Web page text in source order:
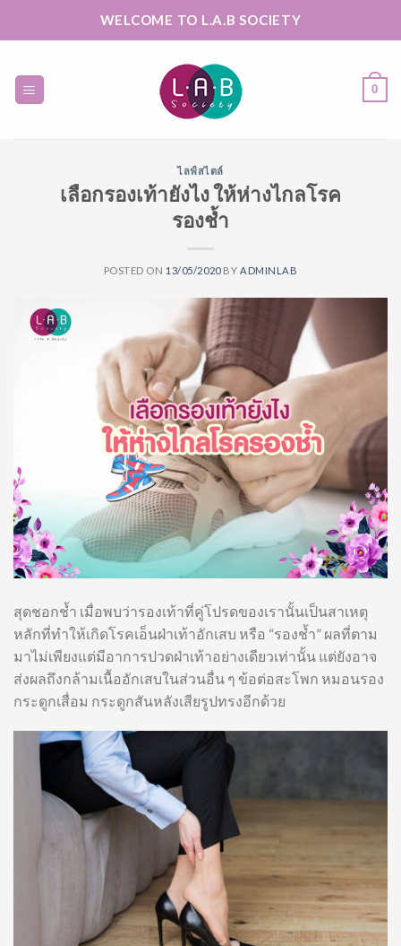
WELCOME TO L.A.B SOCIETY
0
ไลฟ์สไตล์
เลือกรองเท้ายังไง ให้ห่างไกลโรค
รองช้ำ
POSTED ON 13/05/2020BY ADMINLAB
สุดชอกช้ำ เมื่อพบว่ารองเท้าที่คู่โปรดของเรานั้นเป็นสาเหตุ
หลักที่ทำให้เกิดโรคเอ็นฝ่าเท้าอักเสบ หรือ “รองช้ำ” ผลที่ตาม
มาไม่เพียงแต่มีอาการปวดฝ่าเท้าอย่างเดียวเท่านั้น แต่ยังอาจ
ส่งผลถึงกล้ามเนื้ออักเสบในส่วนอื่น ๆ ข้อต่อสะโพก หมอนรอง
กระดูกเสื่อม กระดูกสันหลังเสียรูปทรงอีกด้วย